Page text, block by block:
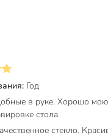
"рокс" —
«Стакан 300 мл,
SW02-6» и
в Астрахани по
Год
в руке. Хорошо
стола.
стекло.